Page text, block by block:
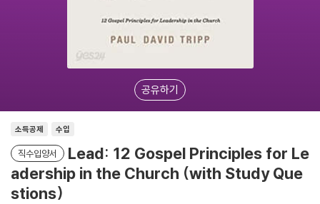
공유하기
소득공제 수입
직수입양서
Lead: 12 Gospel Principles for Le
adership in the Church (with Study Que
stions)